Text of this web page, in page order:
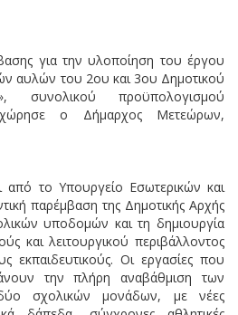
για την υλοποίηση του έργου
αυλών του 2ου και 3ου Δημοτικού
συνολικού προϋπολογισμού
ο Δήμαρχος Μετεώρων,
από το Υπουργείο Εσωτερικών και
παρέμβαση της Δημοτικής Αρχής
υποδομών και τη δημιουργία
και λειτουργικού περιβάλλοντος
εκπαιδευτικούς. Οι εργασίες που
την πλήρη αναβάθμιση των
σχολικών μονάδων, με νέες